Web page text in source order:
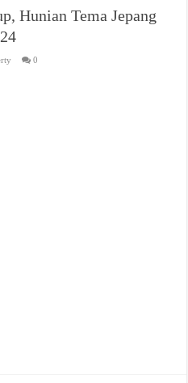
Hunian Tema Jepang
0